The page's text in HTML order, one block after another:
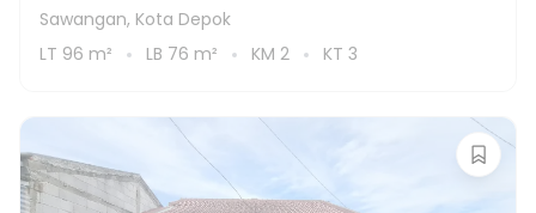
Sawangan, Kota Depok
LT 96 m² LB 76 m² KM 2 KT 3